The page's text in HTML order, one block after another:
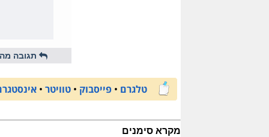
תגובה
טלגרם • פייסבוק • טוויטר •
מקרא סימנים